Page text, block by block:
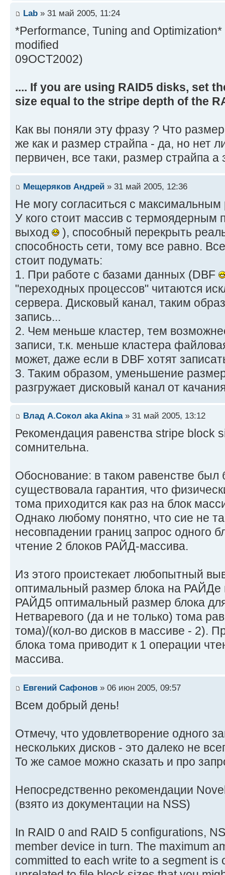
Lab » 31 май 2005, 11:24
*Performance, Tuning and
modified
09OCT2002)
.... If you are using RAID5 disks, set
size equal to the stripe depth of the
Как вы поняли эту фразу ? Что
же как и размер страйпа - да, но нет
первичен, все таки, размер страйпа
Мещеряков Андрей » 31 май 2005, 12:36
Не могу согласиться с
У кого стоит массив с термоядерным
выход
), способный перекрыть
способность сети, тому все равно.
стоит подумать:
1. При работе с базами данных (DBF
"переходных процессов" читаются
сервера. Дисковый канал, таким
запись...
2. Чем меньше кластер, тем
записи, т.к. меньше кластера
может, даже если в DBF хотят
3. Таким образом, уменьшение
разгружает дисковый канал от
Влад А.Сокол aka Akina» 31 май 2005, 13:12
Рекомендация равенства stripe block
сомнительна.
Обоснование: в таком равенстве был
существовала гарантия, что
тома приходится как раз на блок
Однако любому понятно, что сие не
несовпадении границ запрос одного
чтение 2 блоков РАЙД-массива.
Из этого проистекает любопытный
оптимальный размер блока на РАЙДе
РАЙД5 оптимальный размер блока
Нетваревого (да и не только) тома
тома)/(кол-во дисков в массиве - 2).
блока тома приводит к 1 операции
массива.
Евгений Сафонов » 06 июн 2005, 09:57
Всем добрый день!
Отмечу, что удовлетворение одного
нескольких дисков - это далеко не
То же самое можно сказать и про
Непосредственно рекомендации
(взято из документации на NSS)
In RAID 0 and RAID 5 configurations,
member device in turn. The maximum
committed to each write to a segment is